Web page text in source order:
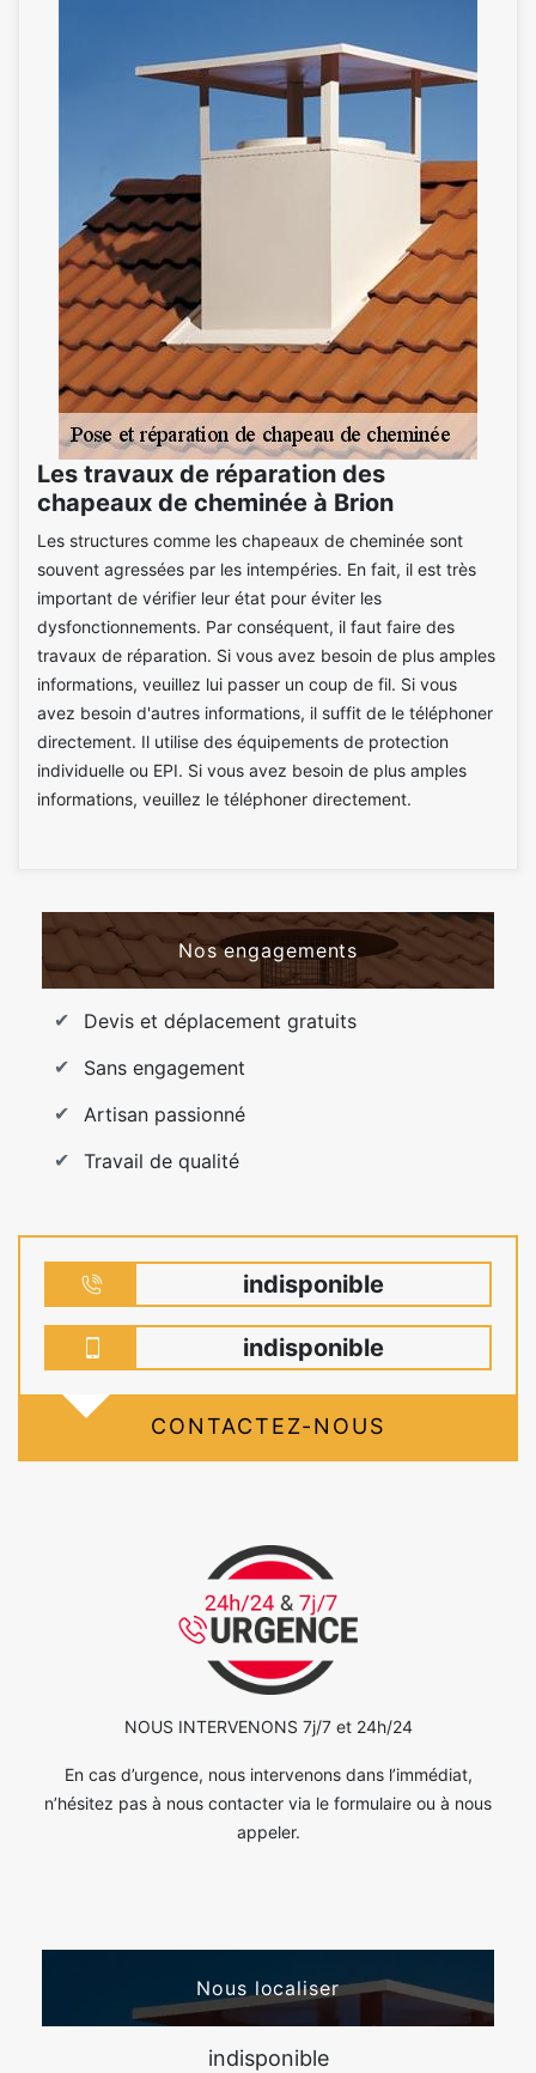
Les travaux de réparation des
chapeaux de cheminée à Brion
Les structures comme les chapeaux de cheminée sont
souvent agressées par les intempéries. En fait, il est très
important de vérifier leur état pour éviter les
dysfonctionnements. Par conséquent, il faut faire des
travaux de réparation. Si vous avez besoin de plus amples
informations, veuillez lui passer un coup de fil. Si vous
avez besoin d'autres informations, il suffit de le téléphoner
directement. Il utilise des équipements de protection
individuelle ou EPI. Si vous avez besoin de plus amples
informations, veuillez le téléphoner directement.
Nos engagements
Devis et déplacement gratuits
Sans engagement
Artisan passionné
Travail de qualité
indisponible
indisponible
CONTACTEZ-NOUS
NOUS INTERVENONS 7j/7 et 24h/24
En cas d’urgence, nous intervenons dans l’immédiat,
n’hésitez pas à nous contacter via le formulaire ou à nous
appeler.
Nous localiser
indisponible